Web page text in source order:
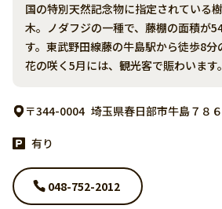
国の特別天然記念物に指定されている
木。ノダフジの一種で、藤棚の面積が
す。東武野田線藤の牛島駅から徒歩8分
花の咲く5月には、観光客で賑わいます。
〒344-0004 埼玉県春日部市牛島７８６
有り
048-752-2012